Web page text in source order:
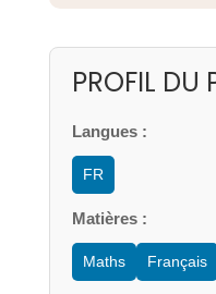
PROFIL DU
Langues :
FR
Matières :
Maths Français